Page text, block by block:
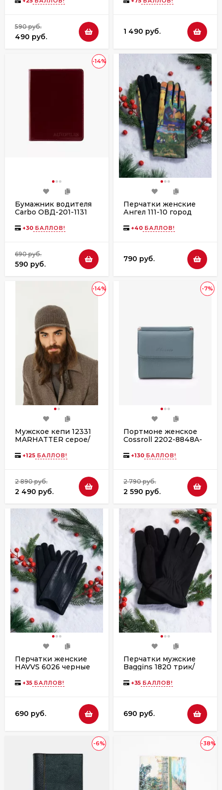
590 руб.
490 руб.
1 490 руб.
-14%
Бумажник водителя
Carbo ОВД-201-1131
+30 БАЛЛОВ!
690 руб.
590 руб.
Перчатки женские
Ангел 111-10 город
+40 БАЛЛОВ!
790 руб.
-14%
Мужское кепи 12331
MARHATTER серое/
+125 БАЛЛОВ!
2 890 руб.
2 490 руб.
-7%
Портмоне женское
Cossroll 2202-8848A-
+130 БАЛЛОВ!
2 790 руб.
2 590 руб.
Перчатки женские
HAVVS 6026 черные
+35 БАЛЛОВ!
690 руб.
Перчатки мужские
Baggins 1820 трик/
+35 БАЛЛОВ!
690 руб.
-6% -38%